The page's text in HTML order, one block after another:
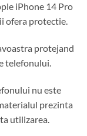
iPhone 14 Pro
ofera protectie.
protejand
telefonului.
nu este
prezinta
utilizarea.